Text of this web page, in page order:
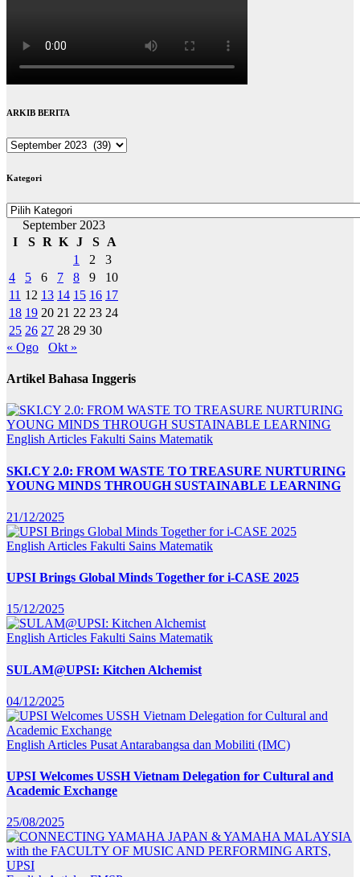
ARKIB BERITA
ARKIB
Kategori
Kategori
September 2023
I
S R K J S
A
1
2
3
4
5 6 7 8 9
10
11 12 13 14 15 16 17
18 19 20 21 22 23 24
25 26 27 28 29 30
« Ogo
Okt »
Artikel Bahasa Inggeris
English Articles Fakulti Sains Matematik
SKI.CY 2.0: FROM WASTE TO TREASURE NURTURING
YOUNG MINDS THROUGH SUSTAINABLE LEARNING
21/12/2025
English Articles Fakulti Sains Matematik
UPSI Brings Global Minds Together for i-CASE 2025
15/12/2025
English Articles Fakulti Sains Matematik
SULAM@UPSI: Kitchen Alchemist
04/12/2025
English Articles Pusat Antarabangsa dan Mobiliti (IMC)
UPSI Welcomes USSH Vietnam Delegation for Cultural and
Academic Exchange
25/08/2025